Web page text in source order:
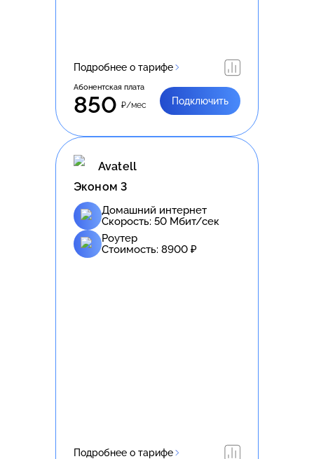
Подробнее о тарифе
Абонентская плата
850 ₽/мес Подключить
Avatell
Эконом 3
Домашний интернет
Скорость: 50 Мбит/сек
Роутер
Стоимость: 8900 ₽
Подробнее о тарифе